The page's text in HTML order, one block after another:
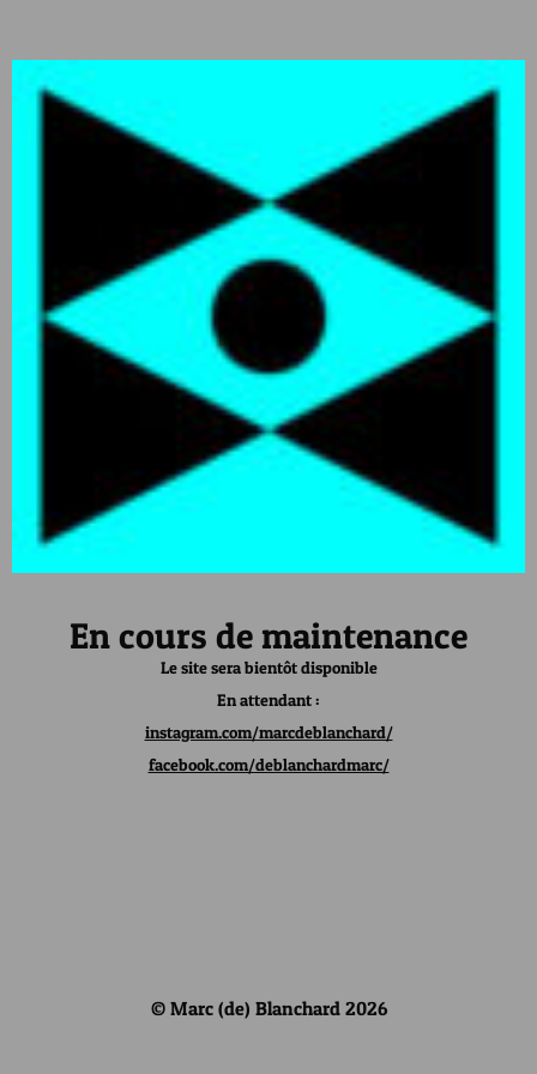
En cours de maintenance
Le site sera bientôt disponible
En attendant :
instagram.com/marcdeblanchard/
facebook.com/deblanchardmarc/
© Marc (de) Blanchard 2026